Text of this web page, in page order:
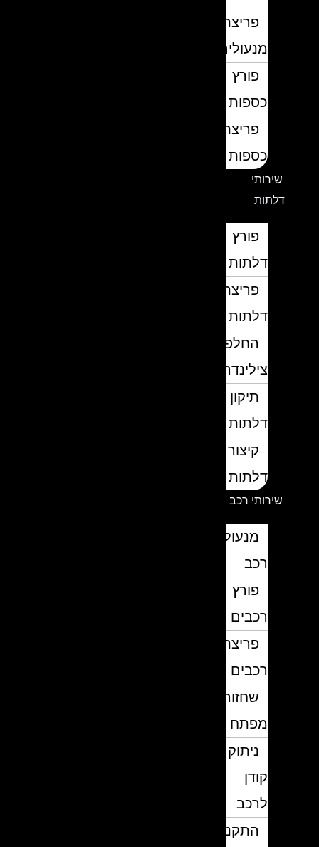
פריצת
מנעולים
פורץ
כספות
פריצת
כספות
שירותי
דלתות
פורץ
דלתות
פריצת
דלתות
החלפת
צילינדרים
תיקון
דלתות
קיצור
דלתות
שירותי רכב
מנעולן
פורץ
רכבים
פריצת
רכבים
שחזור
מפתח
ניתוק
לרכב
התקנת